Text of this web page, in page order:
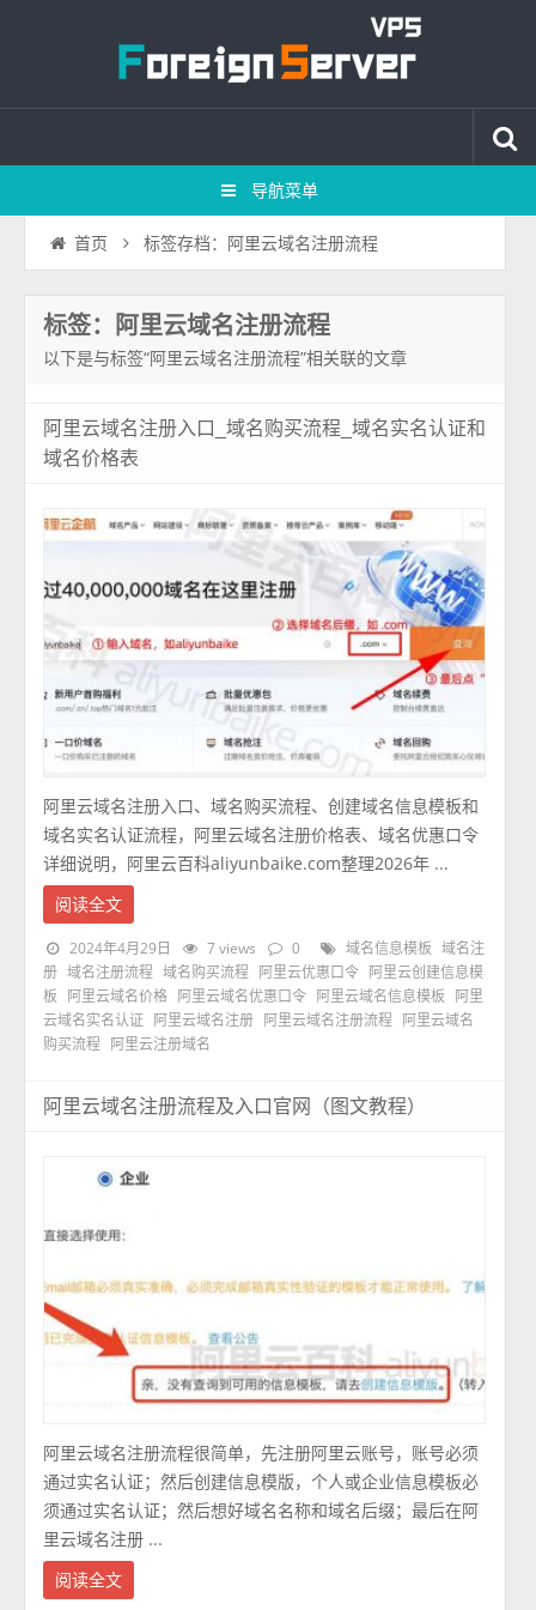
导航菜单
首页 标签存档：阿里云域名注册流程
标签：阿里云域名注册流程
以下是与标签“阿里云域名注册流程”相关联的文章
阿里云域名注册入口_域名购买流程_域名实名认证和
域名价格表
阿里云域名注册入口、域名购买流程、创建域名信息模板和
域名实名认证流程，阿里云域名注册价格表、域名优惠口令
详细说明，阿里云百科aliyunbaike.com整理2026年 ...
阅读全文
2024年4月29日 7 views 0 域名信息模板
域名注
册 域名注册流程 域名购买流程 阿里云优惠口令
阿里云创建信息模
板
阿里云域名价格 阿里云域名优惠口令 阿里云域名信息模板
阿里
云域名实名认证
阿里云域名注册 阿里云域名注册流程
阿里云域名
购买流程
阿里云注册域名
阿里云域名注册流程及入口官网（图文教程）
阿里云域名注册流程很简单，先注册阿里云账号，账号必须
通过实名认证；然后创建信息模版，个人或企业信息模板必
须通过实名认证；然后想好域名名称和域名后缀；最后在阿
里云域名注册 ...
阅读全文